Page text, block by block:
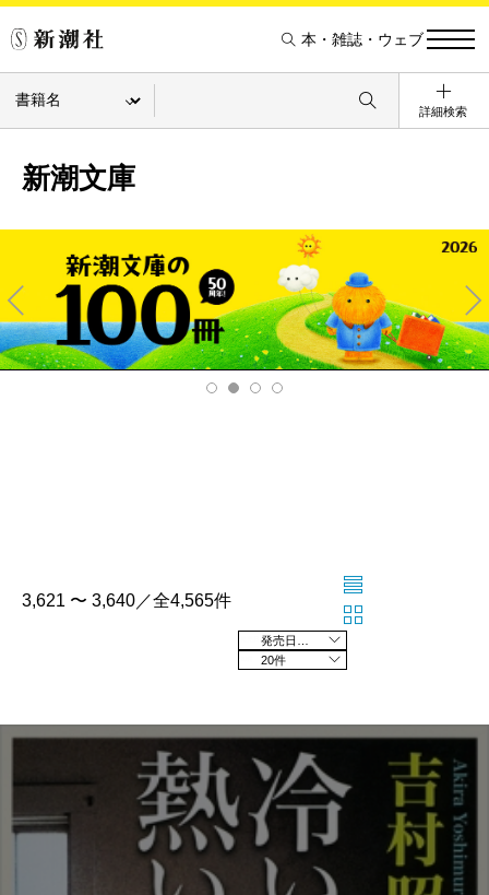
本・雑誌・ウェブ
詳細検索
新潮文庫
Pre
v
Ne
xt
3,621 〜 3,640／全4,565件
20件